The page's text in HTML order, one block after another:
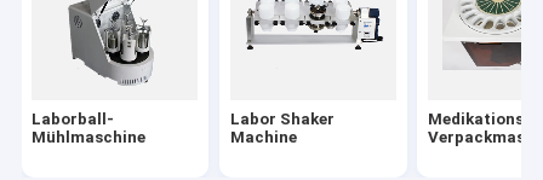
Laborverbrauchsmaterialien
Chemische Sicherheits-Kabinett
Laborball-
Mühlmaschine
Labor Shaker
Machine
Medikations-